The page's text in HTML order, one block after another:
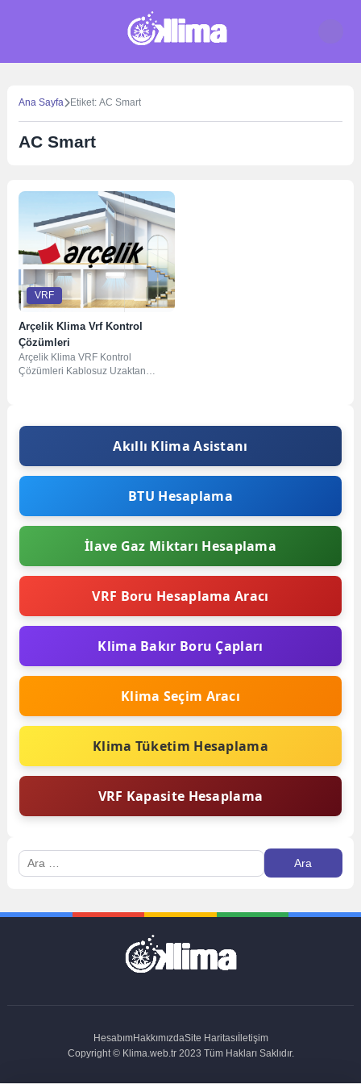
Ana Sayfa Etiket: AC Smart
AC Smart
VRF
Arçelik Klima Vrf Kontrol
Çözümleri
Arçelik Klima VRF Kontrol
Çözümleri Kablosuz Uzaktan
Akıllı Klima Asistanı
BTU Hesaplama
İlave Gaz Miktarı Hesaplama
VRF Boru Hesaplama Aracı
Klima Bakır Boru Çapları
Klima Seçim Aracı
Klima Tüketim Hesaplama
VRF Kapasite Hesaplama
Arama:
HesabımHakkımızdaSite Haritasıİletişim
Copyright © Klima.web.tr 2023 Tüm Hakları Saklıdır.